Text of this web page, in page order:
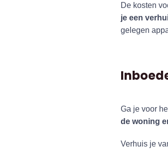
De kosten
je een
gelegen
Ga je voor
de woning
Verhuis je